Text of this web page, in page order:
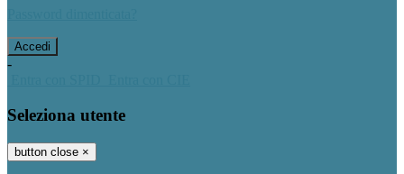
-
Seleziona utente
button close ×